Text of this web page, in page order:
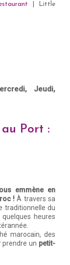
Little
Jeudi,
Port :
emmène en
! À travers sa
traditionnelle du
heures
marocain, des
prendre un petit-